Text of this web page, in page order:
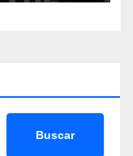
Buscar